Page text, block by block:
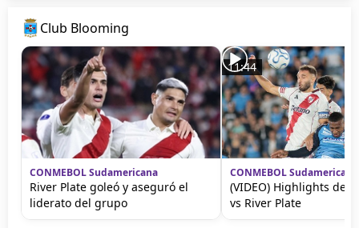
Club Blooming
CONMEBOL Sudamericana
River Plate goleó y aseguró el
liderato del grupo
11:44
CONMEBOL Sudamericana
(VIDEO) Highlights del
vs River Plate